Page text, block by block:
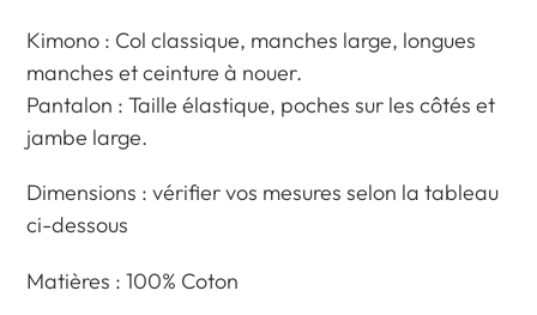
Kimono : Col classique, manches large, longues
manches et ceinture à nouer.
Pantalon : Taille élastique, poches sur les côtés et
jambe large.
Dimensions : vérifier vos mesures selon la tableau
ci-dessous
Matières : 100% Coton